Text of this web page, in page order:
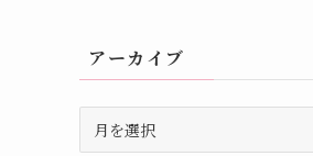
アーカイブ
ー